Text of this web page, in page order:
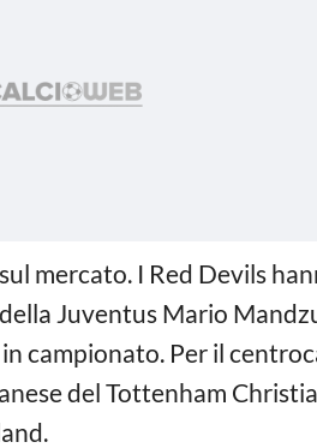
mercato. I Red Devils
Juventus Mario
campionato. Per il
del Tottenham